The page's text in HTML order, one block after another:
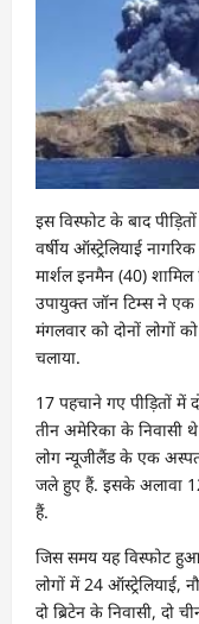
इस विस्फोट के बाद
वर्षीय ऑस्ट्रेलियाई
मार्शल इनमैन (40)
उपायुक्त जॉन टिम्स ने
मंगलवार को दोनों लोगों
चलाया.
17 पहचाने गए पीड़ितों में
तीन अमेरिका के निवासी
लोग न्यूजीलैंड के एक
जले हुए हैं. इसके अलावा
हैं.
जिस समय यह विस्फोट
लोगों में 24 ऑस्ट्रेलियाई,
दो ब्रिटेन के निवासी, दो